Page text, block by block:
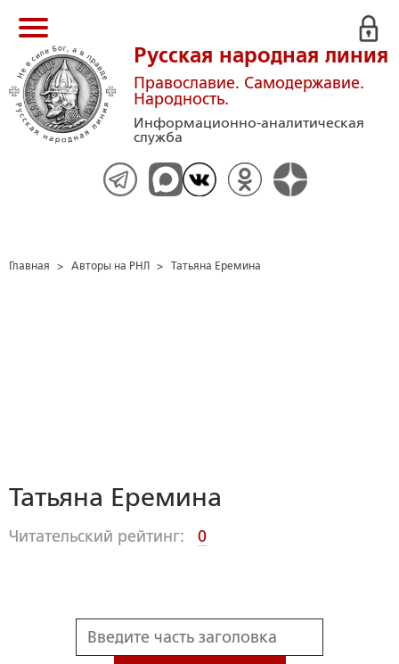
Русская народная линия
Православие. Самодержавие.
Народность.
Информационно-аналитическая
служба
Главная > Авторы на РНЛ > Татьяна Еремина
Татьяна Еремина
Читательский рейтинг: 0